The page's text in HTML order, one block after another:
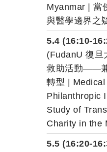
Myanmar | 當
與醫學邊界之
5.4 (16:10-
(FudanU 復旦
救助活動——
轉型 |
Philanthropic
Study of
Charity in the
5.5 (16:20-